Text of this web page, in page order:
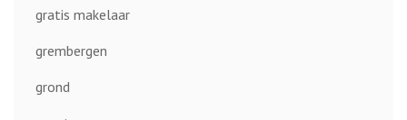
gratis makelaar
grembergen
grond